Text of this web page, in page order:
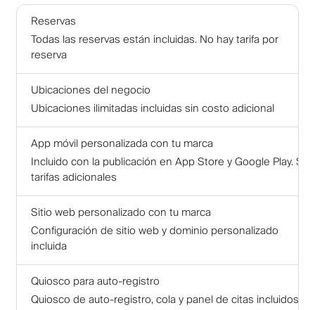
Reservas
Todas las reservas están incluidas. No hay tarifa por
reserva
Ubicaciones del negocio
Ubicaciones ilimitadas incluidas sin costo adicional
App móvil personalizada con tu marca
Incluido con la publicación en App Store y Google Play. Sin
tarifas adicionales
Sitio web personalizado con tu marca
Configuración de sitio web y dominio personalizado
incluida
Quiosco para auto-registro
Quiosco de auto-registro, cola y panel de citas incluidos